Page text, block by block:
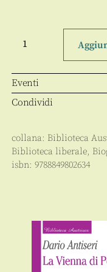
Popper
Eventi
Condividi
collana: Biblioteca
Biblioteca liberale,
isbn: 9788849802634